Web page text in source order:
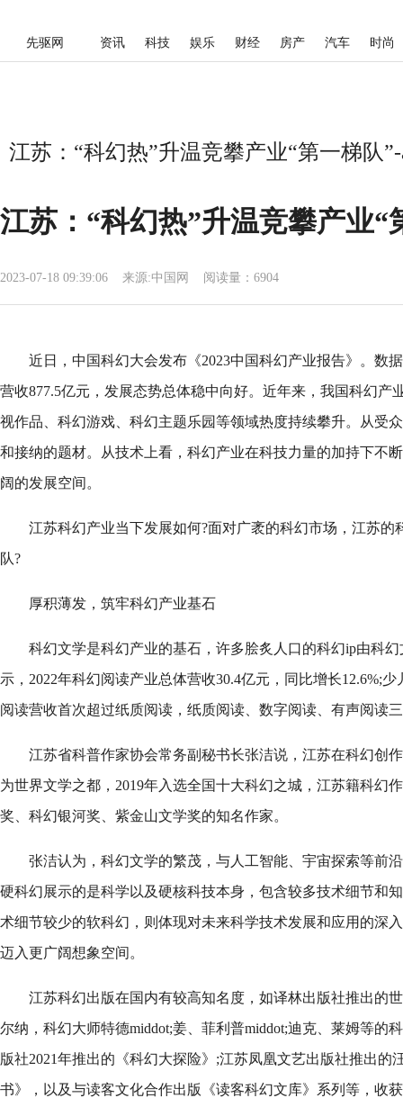
先驱网 资讯 科技 娱乐 财经 房产 汽车 时尚
江苏：“科幻热”升温竞攀产业“第一梯队
江苏：“科幻热”升温竞攀产业“
2023-07-18 09:39:06 来源:中国网 阅读量：6904
近日，中国科幻大会发布《2023中国科幻产业报告》。数
营收877.5亿元，发展态势总体稳中向好。近年来，我国科幻产
视作品、科幻游戏、科幻主题乐园等领域热度持续攀升。从受
和接纳的题材。从技术上看，科幻产业在科技力量的加持下不
阔的发展空间。
江苏科幻产业当下发展如何?面对广袤的科幻市场，江苏的
队?
厚积薄发，筑牢科幻产业基石
科幻文学是科幻产业的基石，许多脍炙人口的科幻ip由科
示，2022年科幻阅读产业总体营收30.4亿元，同比增长12.6%;
阅读营收首次超过纸质阅读，纸质阅读、数字阅读、有声阅读
江苏省科普作家协会常务副秘书长张洁说，江苏在科幻创
为世界文学之都，2019年入选全国十大科幻之城，江苏籍科幻
奖、科幻银河奖、紫金山文学奖的知名作家。
张洁认为，科幻文学的繁茂，与人工智能、宇宙探索等前
硬科幻展示的是科学以及硬核科技本身，包含较多技术细节和
术细节较少的软科幻，则体现对未来科学技术发展和应用的深
迈入更广阔想象空间。
江苏科幻出版在国内有较高知名度，如译林出版社推出的
尔纳，科幻大师特德middot;姜、菲利普middot;迪克、莱姆等的
版社2021年推出的《科幻大探险》;江苏凤凰文艺出版社推出的
书》，以及与读客文化合作出版《读客科幻文库》系列等，收